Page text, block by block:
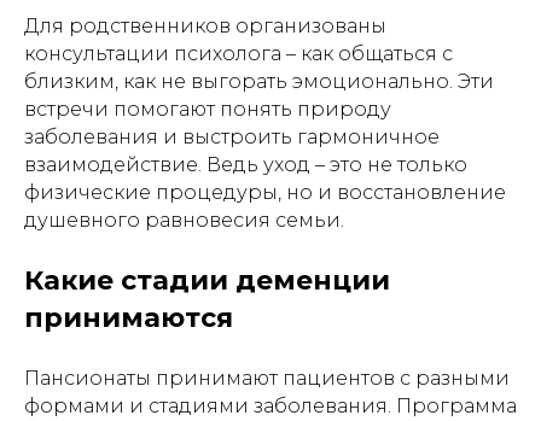
Для родственников организованы
консультации психолога – как общаться с
близким, как не выгорать эмоционально. Эти
встречи помогают понять природу
заболевания и выстроить гармоничное
взаимодействие. Ведь уход – это не только
физические процедуры, но и восстановление
душевного равновесия семьи.
Какие стадии деменции
принимаются
Пансионаты принимают пациентов с разными
формами и стадиями заболевания. Программа